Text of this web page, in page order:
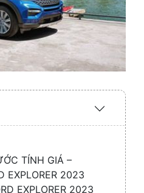
Expand
TÍNH GIÁ –
EXPLORER 2023
EXPLORER 2023